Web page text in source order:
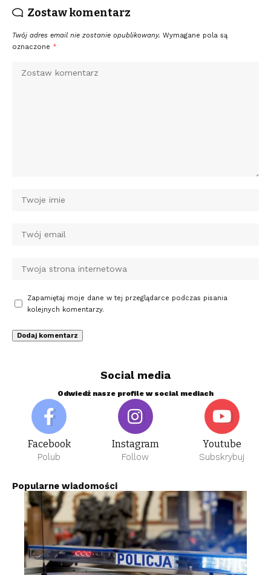
Zostaw komentarz
Twój adres email nie zostanie opublikowany. Wymagane pola są
oznaczone *
Zapamiętaj moje dane w tej przeglądarce podczas pisania
kolejnych komentarzy.
Social media
Odwiedź nasze profile w social mediach
Facebook
Polub
Instagram
Follow
Youtube
Subskrybuj
Popularne wiadomości